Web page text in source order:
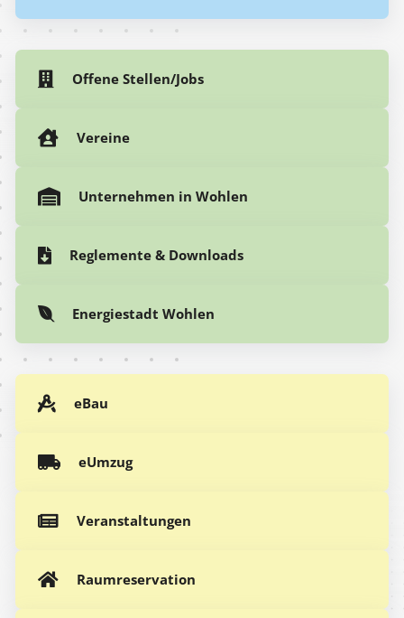
Offene Stellen/Jobs
Vereine
Unternehmen in Wohlen
Reglemente & Downloads
Energiestadt Wohlen
eBau
eUmzug
Veranstaltungen
Raumreservation